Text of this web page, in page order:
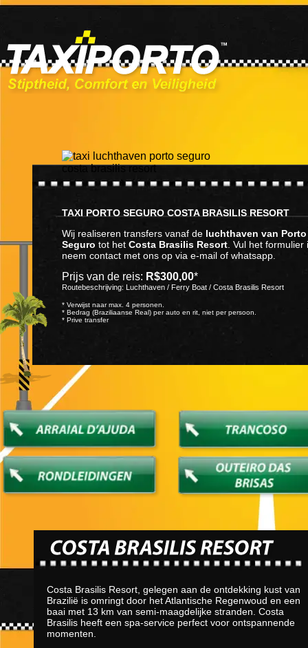
TAXI PORTO SEGURO COSTA BRASILIS RESORT
Wij realiseren transfers vanaf de luchthaven van Porto
Seguro tot het Costa Brasilis Resort. Vul het formulier
neem contact met ons op via e-mail of whatsapp.
Prijs van de reis: R$300,00*
Routebeschrijving: Luchthaven / Ferry Boat / Costa Brasilis Resort
* Verwijst naar max. 4 personen.
* Bedrag (Braziliaanse Real) per auto en rit, niet per persoon.
* Prive transfer
Costa Brasilis Resort, gelegen aan de ontdekking kust van
Brazilië is omringt door het Atlantische Regenwoud en een
baai met 13 km van semi-maagdelijke stranden. Costa
Brasilis heeft een spa-service perfect voor ontspannende
momenten.